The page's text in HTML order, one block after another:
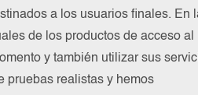
a los usuarios finales. En
de los productos de acceso al
y también utilizar sus
pruebas realistas y hemos